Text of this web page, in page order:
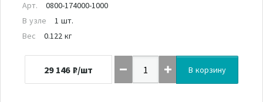
Арт.
0800-174000-1000
В узле
1 шт.
Вес
0.122 кг
29 146 ₽/шт В корзину